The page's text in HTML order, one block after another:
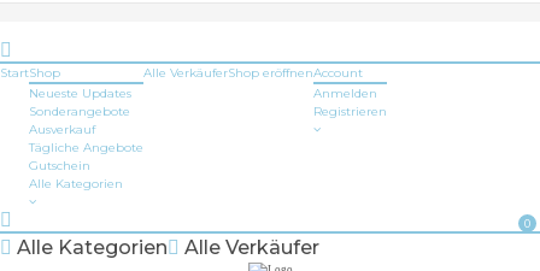
StartShop
Neueste Updates
Sonderangebote
Ausverkauf
Tägliche Angebote
Gutschein
Alle Kategorien
Alle VerkäuferShop eröffnenAccount
Anmelden
Registrieren
0
Alle Kategorien Alle Verkäufer